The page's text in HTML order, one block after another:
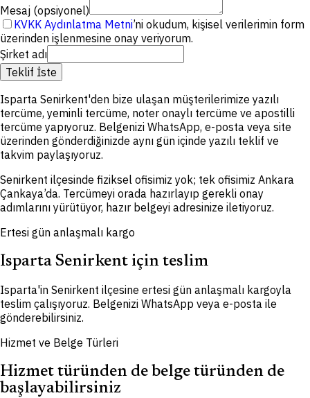
Mesaj (opsiyonel)
KVKK Aydınlatma Metni’ni okudum, kişisel verilerimin form
üzerinden işlenmesine onay veriyorum.
Şirket adı
Teklif İste
Isparta Senirkent'den bize ulaşan müşterilerimize yazılı
tercüme, yeminli tercüme, noter onaylı tercüme ve apostilli
tercüme yapıyoruz. Belgenizi WhatsApp, e-posta veya site
üzerinden gönderdiğinizde aynı gün içinde yazılı teklif ve
takvim paylaşıyoruz.
Senirkent ilçesinde fiziksel ofisimiz yok; tek ofisimiz Ankara
Çankaya’da. Tercümeyi orada hazırlayıp gerekli onay
adımlarını yürütüyor, hazır belgeyi adresinize iletiyoruz.
Ertesi gün anlaşmalı kargo
Isparta Senirkent için teslim
Isparta'in Senirkent ilçesine ertesi gün anlaşmalı kargoyla
teslim çalışıyoruz. Belgenizi WhatsApp veya e-posta ile
gönderebilirsiniz.
Hizmet ve Belge Türleri
Hizmet türünden de belge türünden de
başlayabilirsiniz